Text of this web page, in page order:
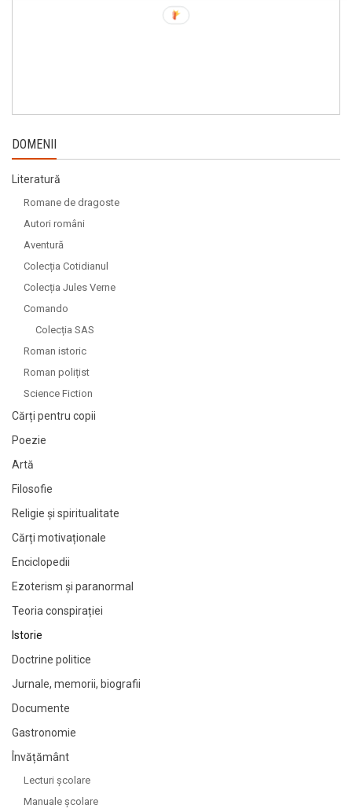
DOMENII
Literatură
Romane de dragoste
Autori români
Aventură
Colecția Cotidianul
Colecția Jules Verne
Comando
Colecția SAS
Roman istoric
Roman polițist
Science Fiction
Cărți pentru copii
Poezie
Artă
Filosofie
Religie și spiritualitate
Cărți motivaționale
Enciclopedii
Ezoterism și paranormal
Teoria conspirației
Istorie
Doctrine politice
Jurnale, memorii, biografii
Documente
Gastronomie
Învățământ
Lecturi şcolare
Manuale şcolare